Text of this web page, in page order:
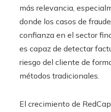
más relevancia,
donde los casos de
confianza en el sector
es capaz de detectar
riesgo del cliente de
métodos tradicionales.
El crecimiento de